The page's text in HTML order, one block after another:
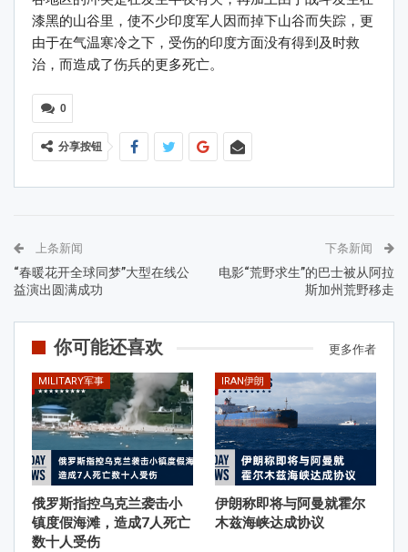
漆黑的山谷里，使不少印度军人因而掉下山谷而失踪，更
由于在气温寒冷之下，受伤的印度方面没有得到及时救
治，而造成了伤兵的更多死亡。
0
分享按钮
上条新闻
“春暖花开全球同梦”大型在线公
益演出圆满成功
下条新闻
电影“荒野求生”的巴士被从阿拉
斯加州荒野移走
你可能还喜欢 更多作者
MILITARY军事
俄罗斯指控乌克兰袭击小
镇度假海滩，造成7人死亡
数十人受伤
IRAN伊朗
伊朗称即将与阿曼就霍尔
木兹海峡达成协议